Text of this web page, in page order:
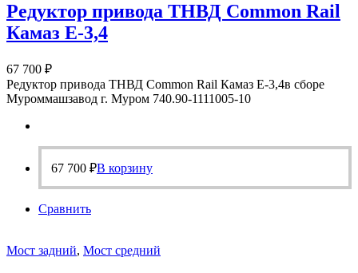
Редуктор привода ТНВД Common Rail
Камаз Е-3,4
67 700 ₽
Редуктор привода ТНВД Common Rail Камаз Е-3,4в сборе
Муроммашзавод г. Муром 740.90-1111005-10
67 700 ₽В корзину
Сравнить
Мост задний, Мост средний